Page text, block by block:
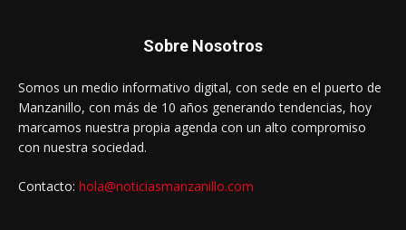
Sobre Nosotros
Somos un medio informativo digital, con sede en el puerto de
Manzanillo, con más de 10 años generando tendencias, hoy
marcamos nuestra propia agenda con un alto compromiso
con nuestra sociedad.
Contacto: hola@noticiasmanzanillo.com